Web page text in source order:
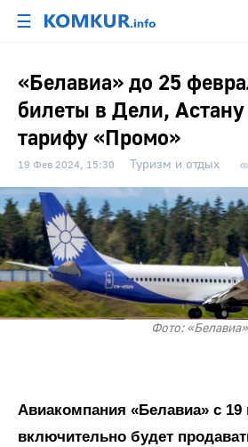
☰
«Белавиа» до 25
билеты в Дели,
тарифу «Промо»
19 Фев 2024, 15:30 Туризм и отдых
Фото: «Белавиа»
Авиакомпания «Белавиа» с
включительно будет